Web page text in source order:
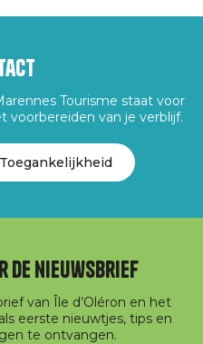
Tourisme staat voor
voorbereiden van je verblijf.
Toegankelijkheid
de nieuwsbrief
van Île d’Oléron en het
eerste nieuwtjes, tips en
te ontvangen.